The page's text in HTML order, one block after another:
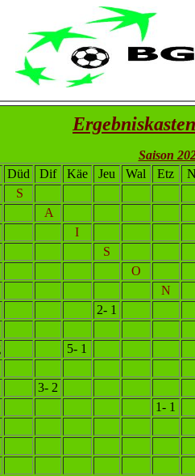
Saison
Düd
Dif Käe Jeu Wal Etz
S
A
I
S
O
N
2- 1
5- 1
3- 2
1- 1